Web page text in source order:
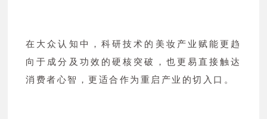
在大众认知中，科研技术的美妆产业赋能更趋
向于成分及功效的硬核突破，也更易直接触达
消费者心智，更适合作为重启产业的切入口。